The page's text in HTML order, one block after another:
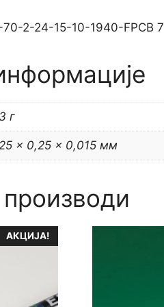
70-2-24-15-10-1940-FPCB 7
г
× 0,25 × 0,015 мм
АКЦИЈА!